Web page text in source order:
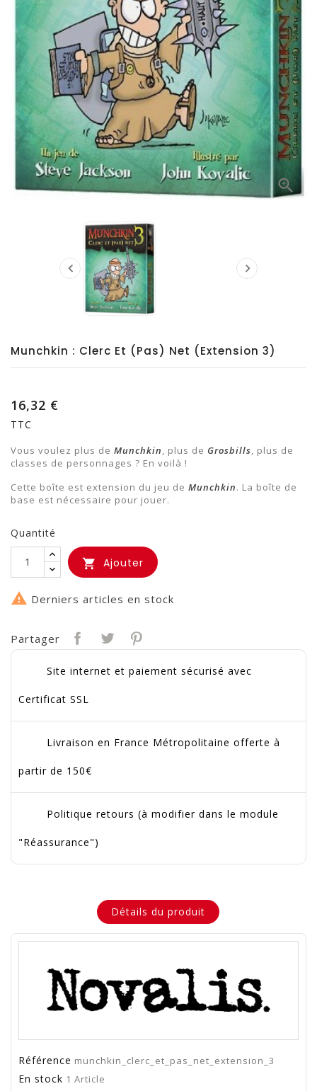

 
Munchkin : Clerc Et (pas) Net (extension 3)
16,32 €
TTC
Vous voulez plus de Munchkin, plus de Grosbills, plus de
classes de personnages ? En voilà !
Cette boîte est extension du jeu de Munchkin. La boîte de
base est nécessaire pour jouer.
Quantité
 Ajouter
 Derniers articles en stock
Partager
Site internet et paiement sécurisé avec
Certificat SSL
Livraison en France Métropolitaine offerte à
partir de 150€
Politique retours (à modifier dans le module
"Réassurance")
Détails du produit
Référence munchkin_clerc_et_pas_net_extension_3
En stock 1 Article